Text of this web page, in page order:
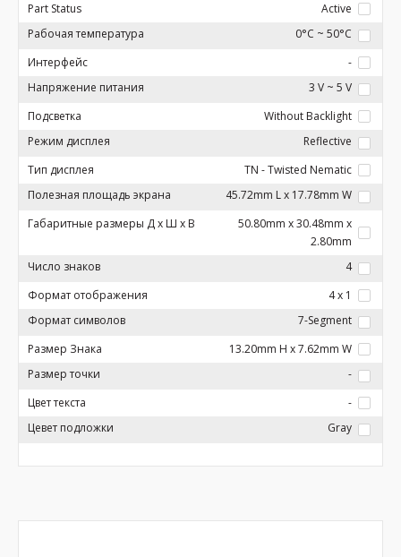
Part Status
Active
Рабочая температура
0°C ~ 50°C
Интерфейс
-
Напряжение питания
3 V ~ 5 V
Подсветка
Without Backlight
Режим дисплея
Reflective
Тип дисплея
TN - Twisted Nematic
Полезная площадь экрана
45.72mm L x 17.78mm W
Габаритные размеры Д x Ш x В
50.80mm x 30.48mm x
2.80mm
Число знаков
4
Формат отображения
4 x 1
Формат символов
7-Segment
Размер Знака
13.20mm H x 7.62mm W
Размер точки
-
Цвет текста
-
Цевет подложки
Gray